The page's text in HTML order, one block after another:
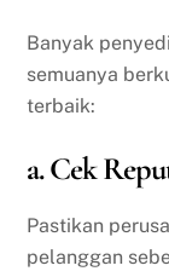
Banyak
semuanya
terbaik:
a. Cek
Pastikan
pelanggan